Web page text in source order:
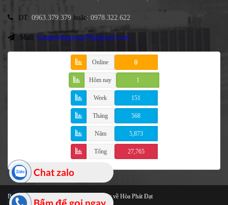
ĐT: 0963.379.379 hoặc: 0978.322.622
Mail: hoaphatdatgroup79@gmail.com
Online 0
Hôm nay 1
Week 151
Tháng 568
Năm 5,873
Tổng 27,765
Bạt Che Cao Cấp © 2021 Bản quyền thuộc về Hòa Phát Đạt
Chat zalo